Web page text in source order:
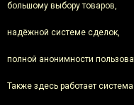
большому выбору товаров,
надёжной системе сделок,
полной анонимности
Также здесь работает